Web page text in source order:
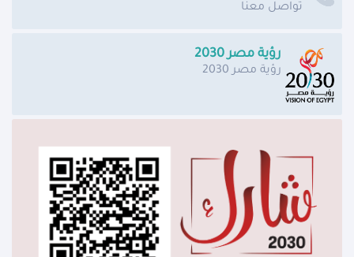
تواصل معنا
رؤية مصر 2030
رؤية مصر 2030